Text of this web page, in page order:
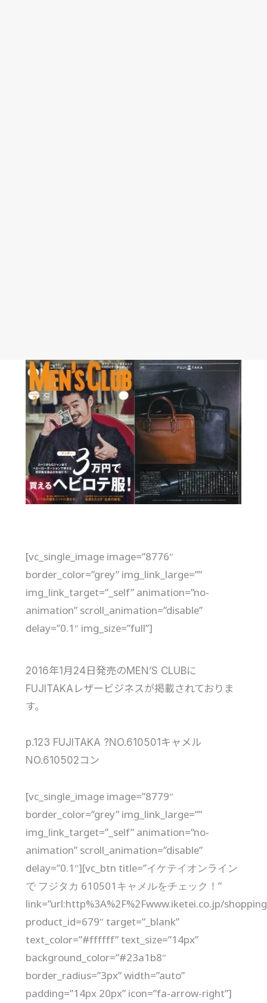
[vc_single_image image=”8776″
border_color=”grey” img_link_large=””
img_link_target=”_self” animation=”no-
animation” scroll_animation=”disable”
delay=”0.1″ img_size=”full”]
2016年1月24日発売のMEN’S CLUBに
FUJITAKAレザービジネスが掲載されておりま
す。
p.123 FUJITAKA ?NO.610501キャメル
NO.610502コン
[vc_single_image image=”8779″
border_color=”grey” img_link_large=””
img_link_target=”_self” animation=”no-
animation” scroll_animation=”disable”
delay=”0.1″][vc_btn title=”イケテイオンライン
で フジタカ 610501キャメルをチェック！”
link=”url:http%3A%2F%2Fwww.iketei.co.jp/
product_id=679″ target=”_blank”
text_color=”#ffffff” text_size=”14px”
background_color=”#23a1b8″
border_radius=”3px” width=”auto”
padding=”14px 20px” icon=”fa-arrow-right”]